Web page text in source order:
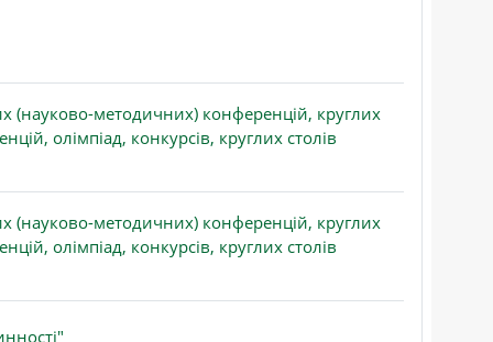
(науково-методичних) конференцій, круглих
олімпіад, конкурсів, круглих столів
(науково-методичних) конференцій, круглих
олімпіад, конкурсів, круглих столів